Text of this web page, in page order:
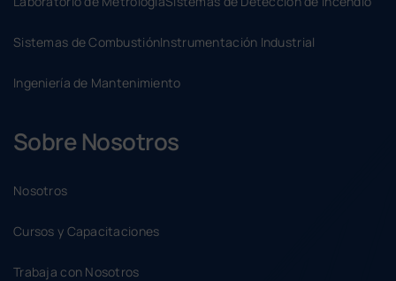
Sistemas de CombustiónInstrumentación Industrial
Ingeniería de Mantenimiento
Sobre Nosotros
Nosotros
Cursos y Capacitaciones
Trabaja con Nosotros